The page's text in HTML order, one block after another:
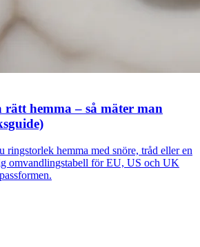
hemma – så mäter man
ringstorlek hemma med snöre, tråd eller en
omvandlingstabell för EU, US och UK